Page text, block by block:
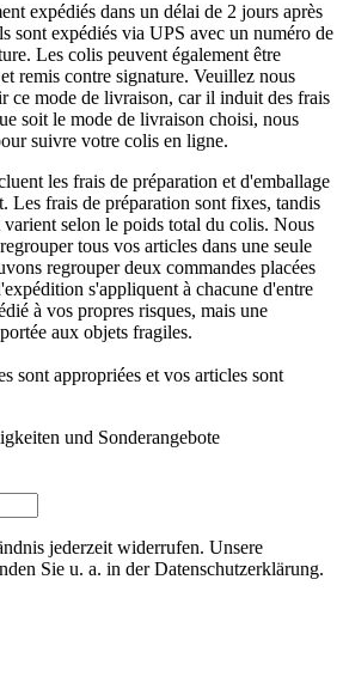
expédiés dans un délai de 2 jours après
sont expédiés via UPS avec un numéro de
Les colis peuvent également être
remis contre signature. Veuillez nous
ce mode de livraison, car il induit des frais
soit le mode de livraison choisi, nous
suivre votre colis en ligne.
les frais de préparation et d'emballage
Les frais de préparation sont fixes, tandis
varient selon le poids total du colis. Nous
tous vos articles dans une seule
regrouper deux commandes placées
s'appliquent à chacune d'entre
à vos propres risques, mais une
aux objets fragiles.
sont appropriées et vos articles sont
und Sonderangebote
jederzeit widerrufen. Unsere
Sie u. a. in der Datenschutzerklärung.